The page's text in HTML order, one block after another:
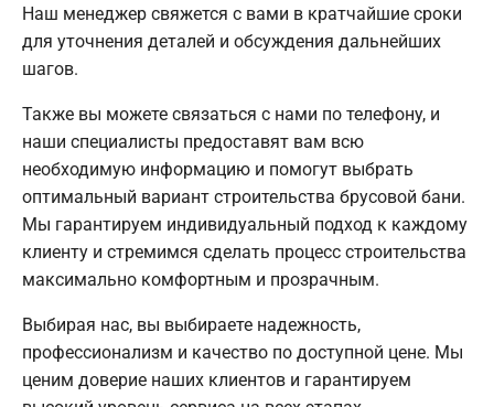
Наш менеджер свяжется с вами в кратчайшие сроки
для уточнения деталей и обсуждения дальнейших
шагов.
Также вы можете связаться с нами по телефону, и
наши специалисты предоставят вам всю
необходимую информацию и помогут выбрать
оптимальный вариант строительства брусовой бани.
Мы гарантируем индивидуальный подход к каждому
клиенту и стремимся сделать процесс строительства
максимально комфортным и прозрачным.
Выбирая нас, вы выбираете надежность,
профессионализм и качество по доступной цене. Мы
ценим доверие наших клиентов и гарантируем